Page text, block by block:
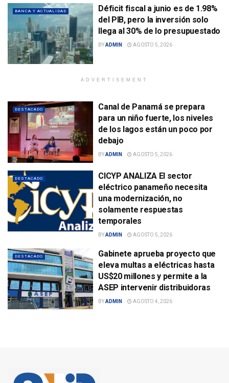
BANCA Y ACTUALIDAD
Déficit fiscal a junio es de 1.98%
del PIB, pero la inversión solo
llega al 30% de lo presupuestado
BYADMIN AGOSTO 5, 2026
ADVERTISEMENT
DESTACADO
Canal de Panamá se prepara
para un niño fuerte, los niveles
de los lagos están un poco por
debajo
BYADMIN AGOSTO 5, 2026
DESTACADO
CICYP ANALIZA El sector
eléctrico panameño necesita
una modernización, no
solamente respuestas
temporales
BYADMIN AGOSTO 5, 2026
DESTACADO
Gabinete aprueba proyecto que
eleva multas a eléctricas hasta
US$20 millones y permite a la
ASEP intervenir distribuidoras
BYADMIN AGOSTO 4, 2026